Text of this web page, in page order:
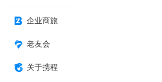
企业商旅
老友会
关于携程